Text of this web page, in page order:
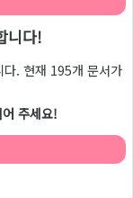
니다!
다. 현재 195개 문서가
주세요!